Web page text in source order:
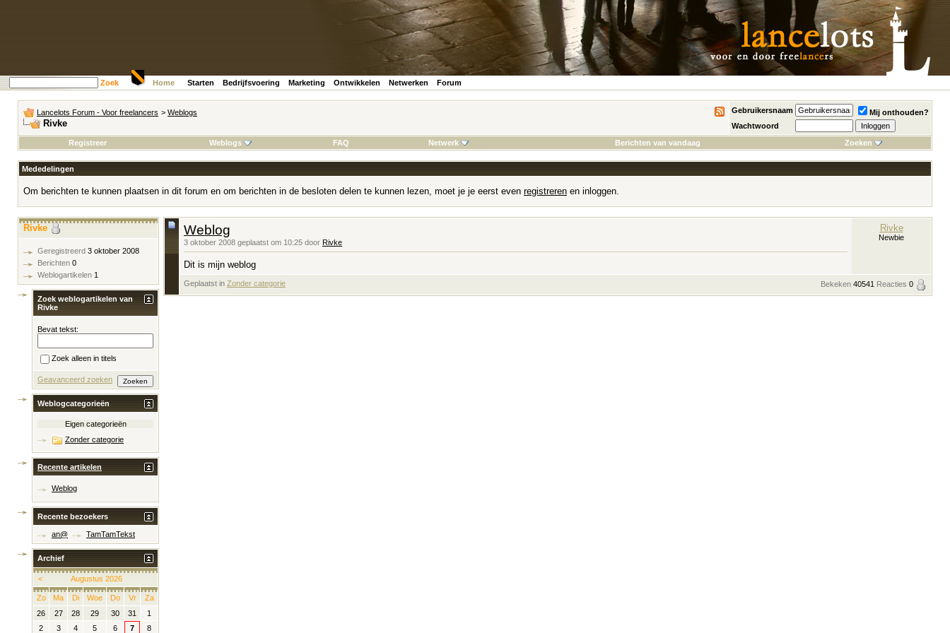
Zoek Home Starten Bedrijfsvoering Marketing Ontwikkelen Netwerken Forum
Lancelots Forum - Voor freelancers > Weblogs
Rivke
Gebruikersnaam
Mij onthouden?
Wachtwoord
Registreer
Weblogs FAQ Netwerk Berichten van vandaag Zoeken
Mededelingen
Om berichten te kunnen plaatsen in dit forum en om berichten in de besloten delen te kunnen lezen, moet je je eerst even registreren en inloggen.
Weblog
3 oktober 2008 geplaatst om 10:25 door Rivke
Dit is mijn weblog
Rivke
Newbie
Geplaatst in Zonder categorie Bekeken 40541 Reacties 0
Rivke
Geregistreerd 3 oktober 2008
Berichten 0
Weblogartikelen 1
Zoek weblogartikelen van
Rivke
Bevat tekst:
Zoek alleen in titels
Geavanceerd zoeken
Weblogcategorieën
Eigen categorieën
Zonder categorie
Recente artikelen
Weblog
Recente bezoekers
an@ TamTamTekst
Archief
< Augustus 2026
Zo Ma Di Woe Do Vr
Za
26
27 28 29 30 31
1
2
3 4 5 6 7 8